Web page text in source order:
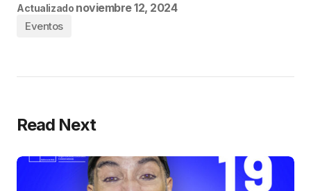
Actualizado noviembre 12, 2024
Eventos
Read Next